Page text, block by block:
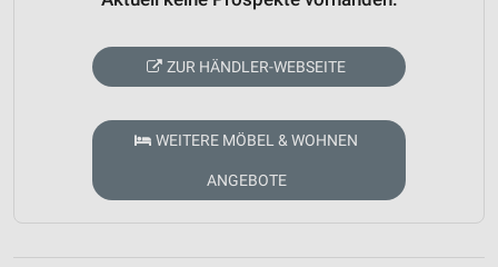
ZUR HÄNDLER-WEBSEITE
WEITERE MÖBEL & WOHNEN
ANGEBOTE